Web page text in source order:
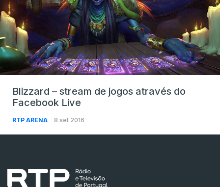
Blizzard – stream de jogos através do
Facebook Live
RTP ARENA 8 set 2016